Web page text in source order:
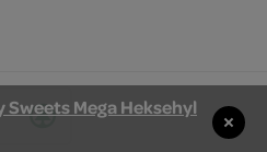
Sweets Mega Heksehyl